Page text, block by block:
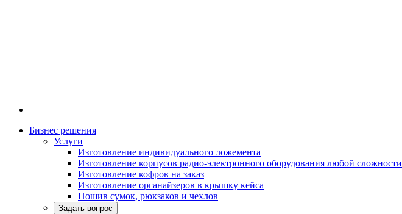
Бизнес решения
Услуги
Изготовление индивидуального ложемента
Изготовление корпусов радио-электронного оборудования любой сложности
Изготовление кофров на заказ
Изготовление органайзеров в крышку кейса
Пошив сумок, рюкзаков и чехлов
Задать вопрос